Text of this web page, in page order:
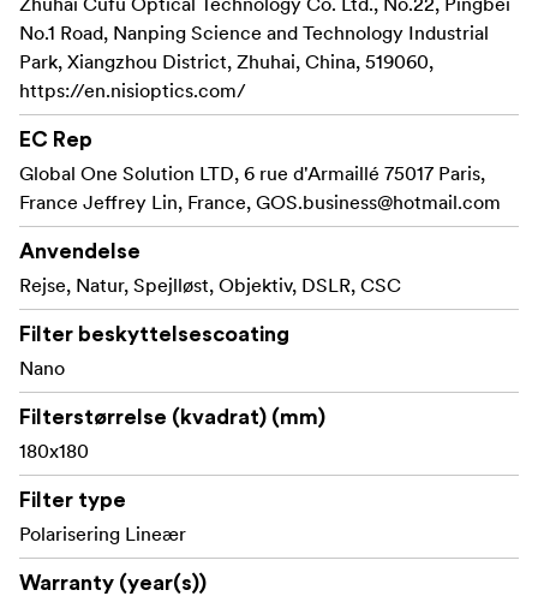
Optisk glas af højeste kvalitet
No.1 Road, Nanping Science and Technology Industrial
Park, Xiangzhou District, Zhuhai, China, 519060,
https://en.nisioptics.com/
EC Rep
Global One Solution LTD, 6 rue d'Armaillé 75017 Paris,
France Jeffrey Lin, France, GOS.business@hotmail.com
Anvendelse
Rejse, Natur, Spejlløst, Objektiv, DSLR, CSC
Filter beskyttelsescoating
Nano
Filterstørrelse (kvadrat) (mm)
180x180
Filter type
Polarisering Lineær
Warranty (year(s))